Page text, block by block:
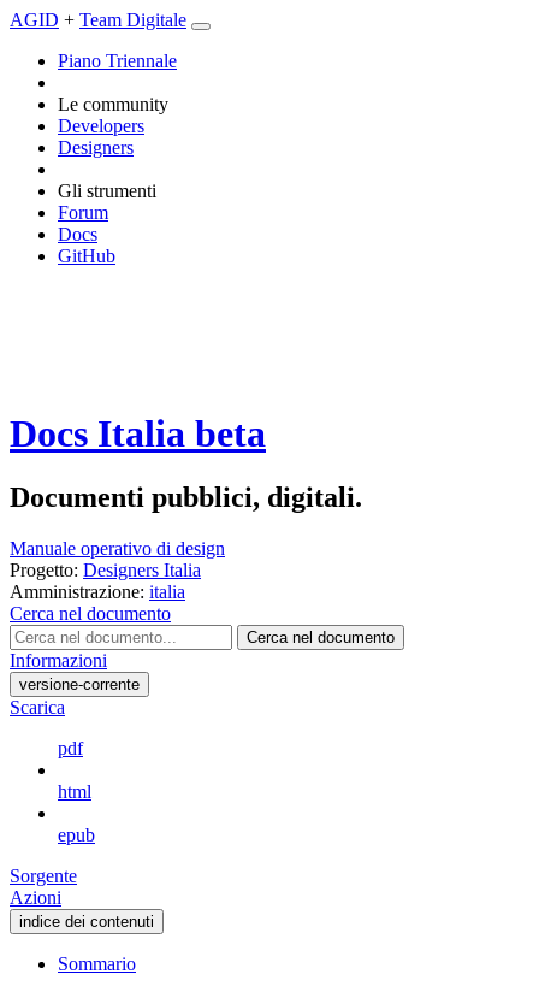
AGID + Team Digitale
Piano Triennale
Le community
Developers
Designers
Gli strumenti
Forum
Docs
GitHub
Docs Italia beta
Documenti pubblici, digitali.
Manuale operativo di design
Progetto: Designers Italia
Amministrazione: italia
Cerca nel documento
Cerca nel documento
Informazioni
versione-corrente
Scarica
pdf
html
epub
Sorgente
Azioni
indice dei contenuti
Sommario